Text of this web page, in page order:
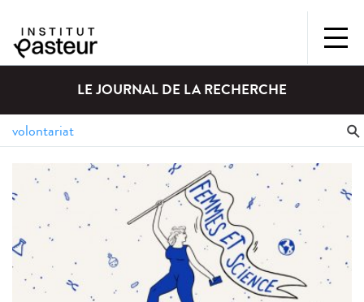
LE JOURNAL DE LA RECHERCHE